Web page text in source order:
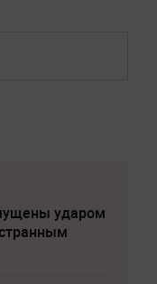
ударом